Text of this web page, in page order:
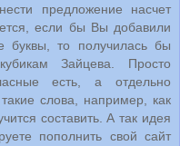
предложение насчет
если бы Вы добавили
буквы, то получилась бы
Зайцева. Просто
есть, а отдельно
слова, например, как
составить. А так идея
пополнить свой сайт